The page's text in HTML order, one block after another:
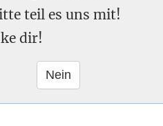
teil es uns mit!
dir!